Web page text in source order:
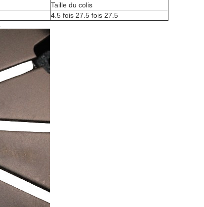
Taille du colis
4.5 fois 27.5 fois 27.5